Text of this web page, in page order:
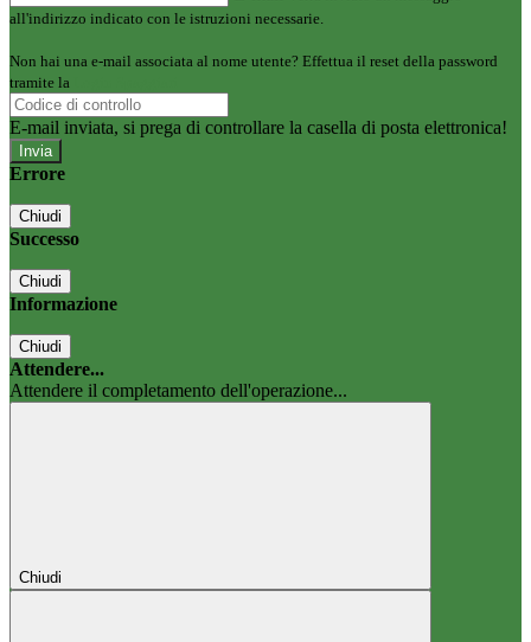
all'indirizzo indicato con le istruzioni necessarie.
Non hai una e-mail associata al nome utente? Effettua il reset della password
tramite la
E-mail inviata, si prega di controllare la casella di posta elettronica!
Errore
Chiudi
Successo
Chiudi
Informazione
Chiudi
Attendere...
Attendere il completamento dell'operazione...
Chiudi